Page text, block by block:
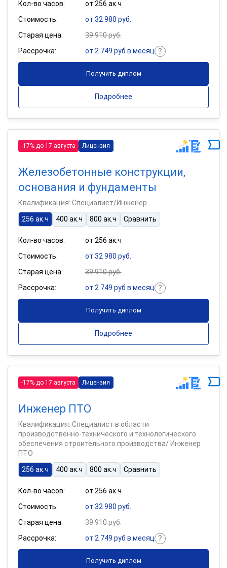
Кол-во часов:
от 256 ак.ч
Стоимость:
от 32 980 руб.
Старая цена:
39 910 руб.
Рассрочка:
от 2 749 руб в месяц
Получить диплом
Подробнее
-17% до 17 августа Лицензия
Железобетонные конструкции,
основания и фундаменты
Квалификация: Специалист/Инженер
256 ак.ч
400 ак.ч 800 ак.ч Сравнить
Кол-во часов:
от 256 ак.ч
Стоимость:
от 32 980 руб.
Старая цена:
39 910 руб.
Рассрочка:
от 2 749 руб в месяц
Получить диплом
Подробнее
-17% до 17 августа Лицензия
Инженер ПТО
Квалификация: Специалист в области
производственно-технического и технологического
обеспечения строительного производства/ Инженер
ПТО
256 ак.ч
400 ак.ч 800 ак.ч Сравнить
Кол-во часов:
от 256 ак.ч
Стоимость:
от 32 980 руб.
Старая цена:
39 910 руб.
Рассрочка:
от 2 749 руб в месяц
Получить диплом